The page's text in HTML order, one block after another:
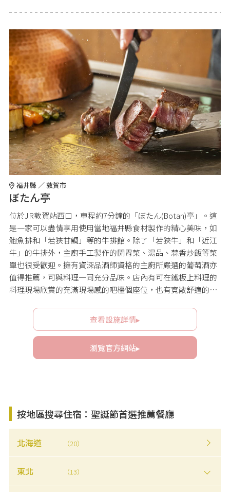
福井縣 ／ 敦賀市
ぼたん亭
位於JR敦賀站西口，車程約7分鐘的「ぼたん(Botan)亭」。這
是一家可以盡情享用使用當地福井縣食材製作的精心美味，如
鮑魚排和「若狹甘鯛」等的牛排館。除了「若狹牛」和「近江
牛」的牛排外，主廚手工製作的開胃菜、湯品、蒜香炒飯等菜
單也很受歡迎。擁有資深品酒師資格的主廚所嚴選的葡萄酒亦
值得推薦，可與料理一同充分品味。店內有可在鐵板上料理的
料理現場欣賞的充滿現場感的吧檯個座位，也有寬敞舒適的客
查看設施詳情▸
瀏覽官方網站▸
按地區搜尋住宿：聖誕節首選推薦餐廳
北海道 （20）
東北 （13）